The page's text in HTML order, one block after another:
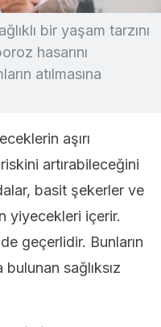
bir yaşam tarzını
hasarını
atılmasına
aşırı
artırabileceğini
basit şekerler ve
yiyecekleri içerir.
geçerlidir. Bunların
bulunan sağlıksız